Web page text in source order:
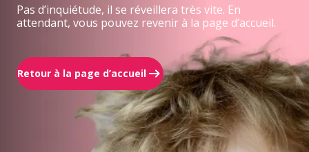
Pas d’inquiétude, il se réveillera très vite. En
attendant, vous pouvez revenir à la page d’accueil.
Retour à la page d’accueil